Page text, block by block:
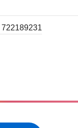
722189231